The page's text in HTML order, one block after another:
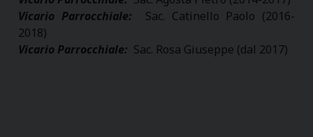
Vicario Parrocchiale: Sac. Catinello Paolo (2016-
2018)
Vicario Parrocchiale: Sac. Rosa Giuseppe (dal 2017)